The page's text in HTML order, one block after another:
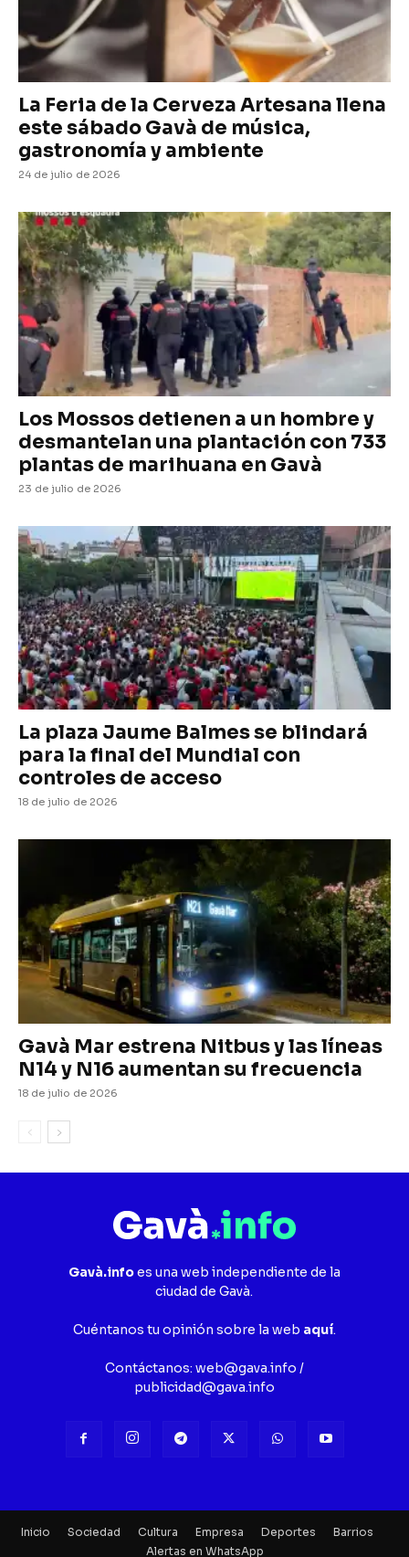
La Feria de la Cerveza Artesana llena
este sábado Gavà de música,
gastronomía y ambiente
24 de julio de 2026
Los Mossos detienen a un hombre y
desmantelan una plantación con 733
plantas de marihuana en Gavà
23 de julio de 2026
La plaza Jaume Balmes se blindará
para la final del Mundial con
controles de acceso
18 de julio de 2026
Gavà Mar estrena Nitbus y las líneas
N14 y N16 aumentan su frecuencia
18 de julio de 2026
Gavà.infoes una web independiente de la
ciudad de Gavà.
Cuéntanos tu opinión sobre la web aquí.
Contáctanos: web@gava.info /
publicidad@gava.info
Inicio Sociedad Cultura Empresa Deportes
Barrios
Alertas en WhatsApp